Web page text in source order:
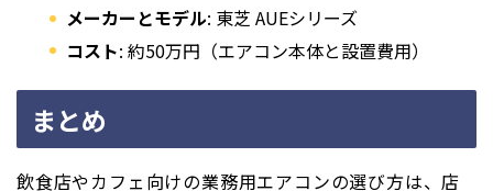
メーカーとモデル: 東芝 AUEシリーズ
コスト: 約50万円（エアコン本体と設置費用）
まとめ
飲食店やカフェ向けの業務用エアコンの選び方は、店